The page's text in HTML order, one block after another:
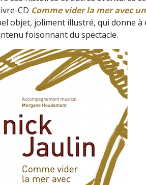
CD Comme vider la mer avec
objet, joliment illustré, qui donne à
foisonnant du spectacle.